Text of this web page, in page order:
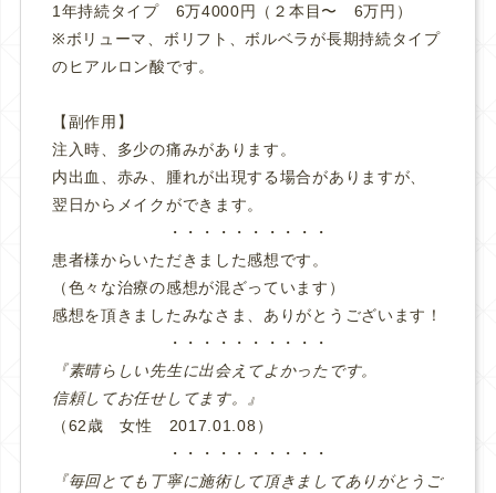
1年持続タイプ 6万4000円（２本目〜 6万円）
※ボリューマ、ボリフト、ボルベラが長期持続タイプ
のヒアルロン酸です。
【副作用】
注入時、多少の痛みがあります。
内出血、赤み、腫れが出現する場合がありますが、
翌日からメイクができます。
・・・・・・・・・・
患者様からいただきました感想です。
（色々な治療の感想が混ざっています）
感想を頂きましたみなさま、ありがとうございます！
・・・・・・・・・・
『素晴らしい先生に出会えてよかったです。
信頼してお任せしてます。』
（62歳 女性 2017.01.08）
・・・・・・・・・・
『毎回とても丁寧に施術して頂きましてありがとうご